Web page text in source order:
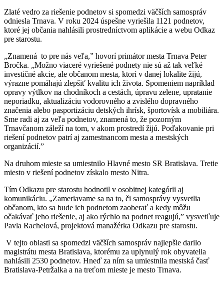
Zlaté vedro za riešenie podnetov si spomedzi väčších samospráv
odniesla Trnava. V roku 2024 úspešne vyriešila 1121 podnetov,
ktoré jej občania nahlásili prostredníctvom aplikácie a webu Odkaz
pre starostu.
„Znamená to pre nás veľa,” hovorí primátor mesta Trnava Peter
Bročka. „Možno viaceré vyriešené podnety nie sú až tak veľké
investičné akcie, ale občanom mesta, ktorí v danej lokalite žijú,
výrazne pomáhajú zlepšiť kvalitu ich života. Spomeniem napríklad
opravy výtlkov na chodníkoch a cestách, úpravu zelene, upratanie
neporiadku, aktualizáciu vodorovného a zvislého dopravného
značenia alebo pasportizáciu detských ihrísk, športovísk a mobiliára.
Sme radi aj za veľa podnetov, znamená to, že pozorným
Trnavčanom záleží na tom, v akom prostredí žijú. Poďakovanie pri
riešení podnetov patrí aj zamestnancom mesta a mestských
organizácií.”
Na druhom mieste sa umiestnilo Hlavné mesto SR Bratislava. Tretie
miesto v riešení podnetov získalo mesto Nitra.
Tím Odkazu pre starostu hodnotil v osobitnej kategórii aj
komunikáciu. „Zameriavame sa na to, či samosprávy vysvetlia
občanom, kto sa bude ich podnetom zaoberať a kedy môžu
očakávať jeho riešenie, aj ako rýchlo na podnet reagujú,” vysvetľuje
Pavla Rachelová, projektová manažérka Odkazu pre starostu.
V tejto oblasti sa spomedzi väčších samospráv najlepšie darilo
magistrátu mesta Bratislava, ktorému za uplynulý rok obyvatelia
nahlásili 2530 podnetov. Hneď za ním sa umiestnila mestská časť
Bratislava-Petržalka a na treťom mieste je mesto Trnava.